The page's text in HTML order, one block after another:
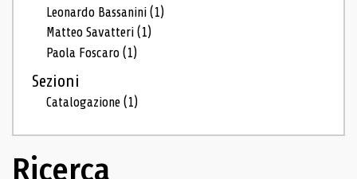
Leonardo Bassanini(1)
Matteo Savatteri(1)
Paola Foscaro(1)
Sezioni
Catalogazione(1)
Ricerca